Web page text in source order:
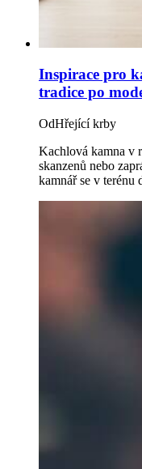
Inspirace pro
tradice po
OdHřející krby
Kachlová kamna v
skanzenů nebo
kamnář se v terénu